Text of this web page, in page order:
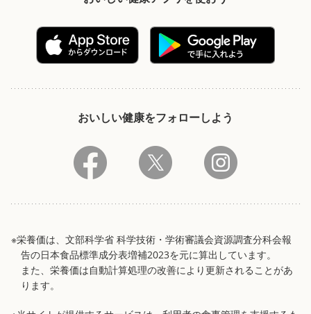
おいしい健康をフォローしよう
※栄養価は、文部科学省 科学技術・学術審議会資源調査分科会報
告の日本食品標準成分表増補2023を元に算出しています。
また、栄養価は自動計算処理の改善により更新されることがあ
ります。